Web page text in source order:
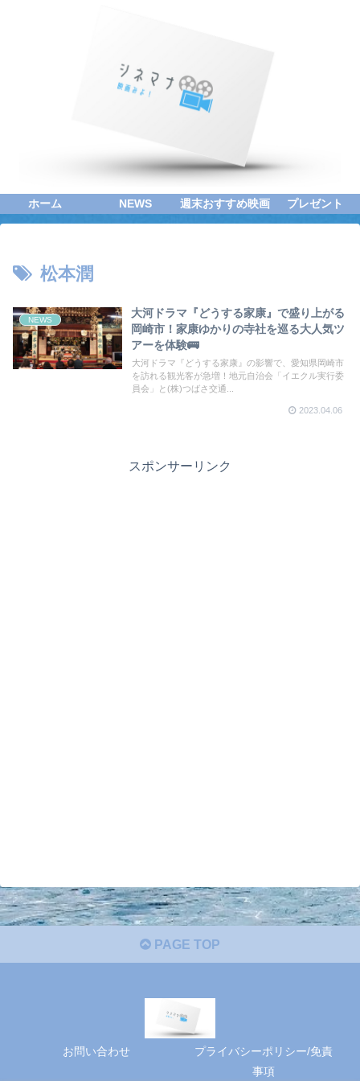
ホーム NEWS 週末おすすめ映画 プレゼント
松本潤
NEWS
大河ドラマ『どうする家康』で盛り上がる
岡崎市！家康ゆかりの寺社を巡る大人気ツ
アーを体験🚌
大河ドラマ『どうする家康』の影響で、愛知県岡崎市
を訪れる観光客が急増！地元自治会「イエクル実行委
員会」と(株)つばさ交通...
2023.04.06
スポンサーリンク
PAGE TOP
お問い合わせ
プライバシーポリシー/免責
事項